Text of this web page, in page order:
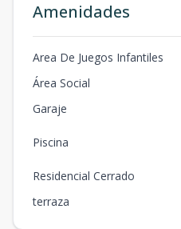
C-202
321107m2- m2
C-301
322
107
107
m2
47.49
Amenidades
Area De Juegos Infantiles
Área Social
Garaje
Piscina
Residencial Cerrado
terraza